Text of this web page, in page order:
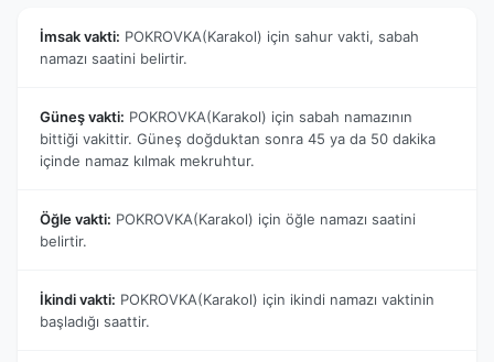
İmsak vakti: POKROVKA(Karakol) için sahur vakti, sabah
namazı saatini belirtir.
Güneş vakti: POKROVKA(Karakol) için sabah namazının
bittiği vakittir. Güneş doğduktan sonra 45 ya da 50 dakika
içinde namaz kılmak mekruhtur.
Öğle vakti: POKROVKA(Karakol) için öğle namazı saatini
belirtir.
İkindi vakti: POKROVKA(Karakol) için ikindi namazı vaktinin
başladığı saattir.